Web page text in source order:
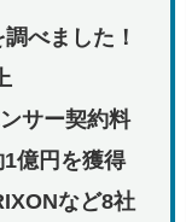
べました！
サー契約料
億円を獲得
など8社